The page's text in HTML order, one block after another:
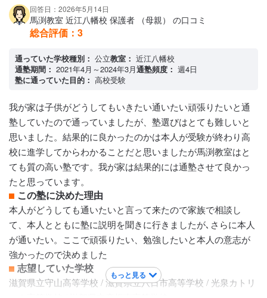
滋賀県立守山高等学校 / 滋賀県立八日市高等学校 / 光泉カトリ
ック高等学校 / 滋賀県立彦根東高等学校
講師陣の特徴
親切ですが､常に忙しそうでバタバタとされておられてあまり
保護者との会話はないといった 感じで､子どもにも注意する､
アドバイスするなどは子どもや保護者の方からしないと､講師
からお電話や面談で色々言われることはないので､物足りない
感じがとてもしますし、とにかく時間に追われておられる感
じがして親身に相談にのっていただける感じでは当時はあり
ませんでしたので､私自身はとても不満でした。
カリキュラムについて
カリキュラムはしっかりされていて流石としか言いようのな
い感じなのです。授業の進め方も私が感じた印象では基本が
わかっていてその上でどんどん進めていく学校とは全く違う
詰め込み教育といった感じで本当に子ども達はわかっている
のか､わからないと置いていかれてわからないままなのではと
思いました。
保護者への連絡手段
塾専用アプリ
アクセス・周りの環境
回答日：2026年5月14日
馬渕教室 近江八幡校 保護者 （母親） の口コミ
総合評価： 3
通っていた学校種別： 公立教室： 近江八幡校
通塾期間： 2021年4月～2024年3月通塾頻度： 週4日
塾に通っていた目的： 高校受験
我が家は子供がどうしてもいきたい通いたい頑張りたいと通
塾していたので通っていましたが、塾選びはとても難しいと
思いました。結果的に良かったのかは本人が受験が終わり高
校に進学してからわかることだと思いましたが馬渕教室はと
ても質の高い塾です。我が家は結果的には通塾させて良かっ
たと思っています。
この塾に決めた理由
本人がどうしても通いたいと言って来たので家族で相談し
て、本人とともに塾に説明を聞きに行きましたが､さらに本人
が通いたい。ここで頑張りたい、勉強したいと本人の意志が
強かったので決めました
志望していた学校
滋賀県立守山高等学校 / 滋賀県立八日市高等学校 / 光泉カトリ
もっと見る